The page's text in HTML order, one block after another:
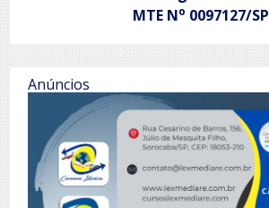
MTE No 0097127/SP
Anúncios